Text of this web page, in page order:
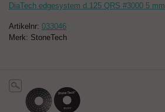
DiaTech edgesystem d.125 QRS #3000 5 mm
Artikelnr: 033046
Merk: StoneTech